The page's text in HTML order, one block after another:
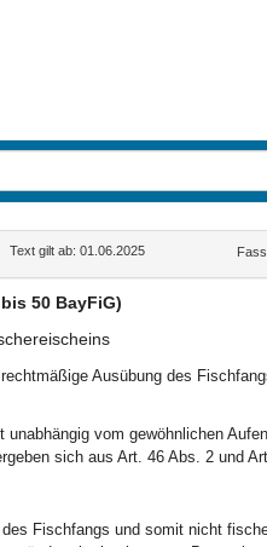
Text gilt ab: 01.06.2025
50 BayFiG)
Ausübung des
unabhängig vom gewöhnlichen
sich aus Art. 46 Abs. 2 und
des Fischfangs und somit nicht